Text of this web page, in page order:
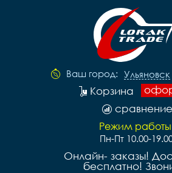
Ваш город: Ульяновск
Корзина
сравнение
Режим
Пн-Пт 10.00-
Онлайн- заказы!
бесплатно!